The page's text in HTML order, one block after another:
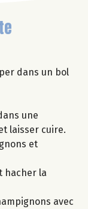
dans un bol
une
laisser cuire.
et
hacher la
avec